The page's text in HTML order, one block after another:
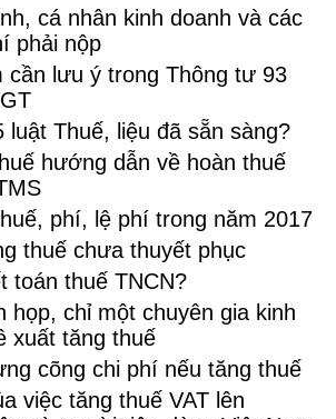
cá nhân kinh doanh và các
phải nộp
cần lưu ý trong Thông tư 93
luật Thuế, liệu đã sẵn sàng?
hướng dẫn về hoàn thuế
phí, lệ phí trong năm 2017
thuế chưa thuyết phục
toán thuế TNCN?
họp, chỉ một chuyên gia kinh
xuất tăng thuế
cõng chi phí nếu tăng thuế
việc tăng thuế VAT lên